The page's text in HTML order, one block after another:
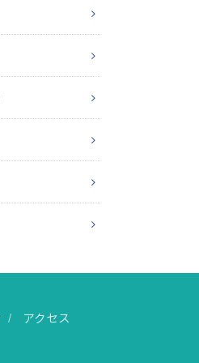
アクセス